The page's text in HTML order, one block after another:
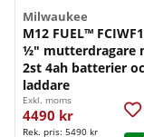
Milwaukee
M12 FUEL™
½″ mutterdragare
2st 4ah batterier
laddare
Exkl. moms
4490 kr
Rek. pris: 5490 kr